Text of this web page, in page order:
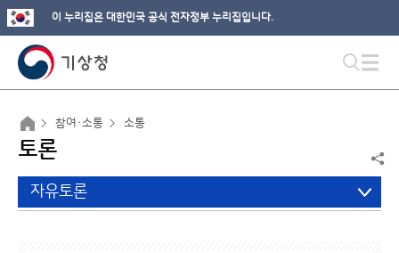
이 누리집은 대한민국 공식 전자정부 누리집입니다.
참여·소통 소통
토론
자유토론